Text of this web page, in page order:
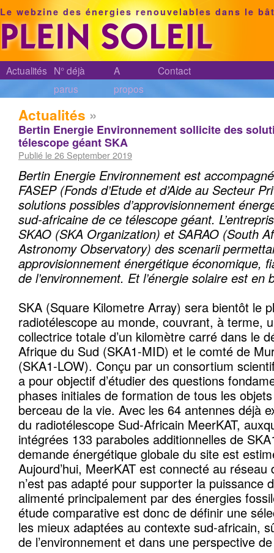
Le webzine des énergies renouvelables dans le
Actualités N° déjà
parus
A
propos
Contact
Actualités »
Bertin Energie Environnement sollicite des
télescope géant SKA
Publié le 26 September 2019
Bertin Energie Environnement est
FASEP (Fonds d’Etude et d’Aide au Secteur
solutions possibles d’approvisionnement
sud-africaine de ce télescope géant.
SKAO (SKA Organization) et SARAO (South
Astronomy Observatory) des scenarii
approvisionnement énergétique économique,
de l’environnement. Et l’énergie solaire est en
SKA (Square Kilometre Array) sera bientôt le
radiotélescope au monde, couvrant, à terme,
collectrice totale d’un kilomètre carré dans le
Afrique du Sud (SKA1-MID) et le comté de
(SKA1-LOW). Conçu par un consortium
a pour objectif d’étudier des questions
phases initiales de formation de tous les
berceau de la vie. Avec les 64 antennes déjà
du radiotélescope Sud-Africain MeerKAT,
intégrées 133 paraboles additionnelles de
demande énergétique globale du site est
Aujourd’hui, MeerKAT est connecté au réseau
n’est pas adapté pour supporter la puissance
alimenté principalement par des énergies
étude comparative est donc de définir une
les mieux adaptées au contexte sud-africain,
de l’environnement et dans une perspective